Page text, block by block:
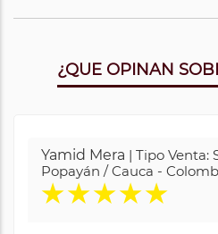
¿QUE OPINAN
Yamid Mera | Tipo Venta:
Popayán / Cauca -
★★★★★